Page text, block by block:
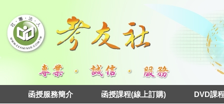
函授服務簡介 函授課程(線上訂購) DVD課